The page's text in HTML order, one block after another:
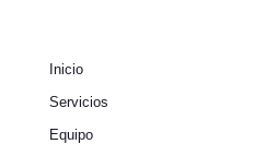
Inicio
Servicios
Equipo